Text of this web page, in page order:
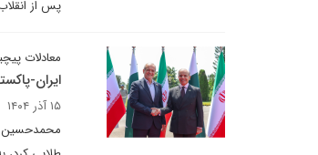
پس از
معادلات
ایران-
۱۵ آذر ۱۴۰۴
محمدحسین